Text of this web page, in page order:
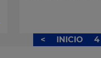
< INICIO 4